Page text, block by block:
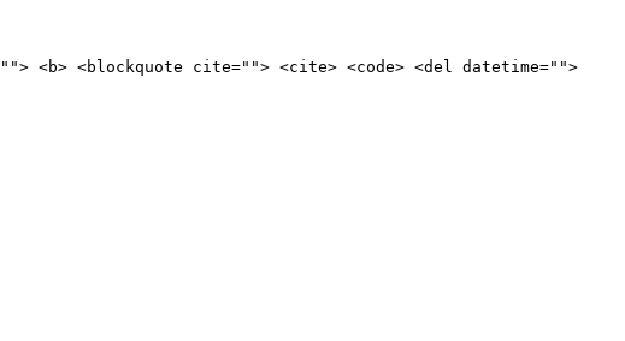
<blockquote cite=""> <cite> <code> <del datetime="">